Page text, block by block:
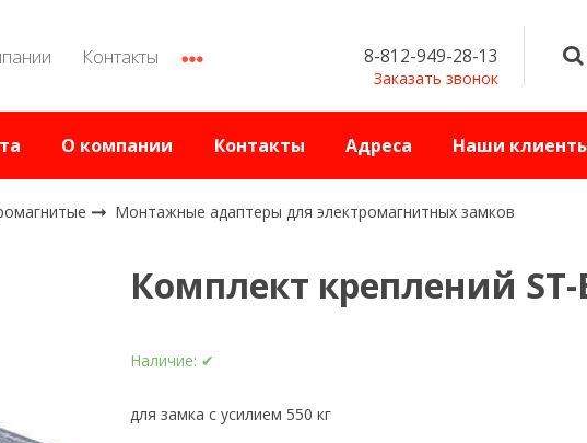
8-812-949-28-13
Заказать звонок
Контакты
О компании Контакты Адреса Наши
Монтажные адаптеры для электромагнитных замков
Комплект креплений ST-
Наличие: ✔
для замка с усилием 550 кг